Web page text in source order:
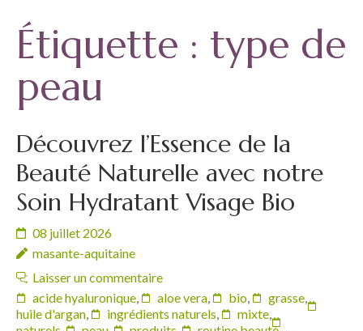
Étiquette : type de
peau
Découvrez l’Essence de la
Beauté Naturelle avec notre
Soin Hydratant Visage Bio
08 juillet 2026
masante-aquitaine
Laisser un commentaire
acide hyaluronique, aloe vera, bio, grasse,
huile d'argan, ingrédients naturels, mixte,